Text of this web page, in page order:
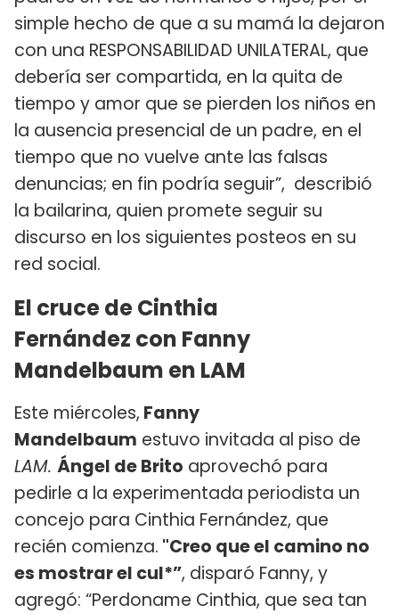
simple hecho de que a su mamá la dejaron
con una RESPONSABILIDAD UNILATERAL, que
debería ser compartida, en la quita de
tiempo y amor que se pierden los niños en
la ausencia presencial de un padre, en el
tiempo que no vuelve ante las falsas
denuncias; en fin podría seguir”, describió
la bailarina, quien promete seguir su
discurso en los siguientes posteos en su
red social.
El cruce de Cinthia
Fernández con Fanny
Mandelbaum en LAM
Este miércoles, Fanny
Mandelbaum estuvo invitada al piso de
LAM. Ángel de Brito aprovechó para
pedirle a la experimentada periodista un
concejo para Cinthia Fernández, que
recién comienza. "Creo que el camino no
es mostrar el cul*”, disparó Fanny, y
agregó: “Perdoname Cinthia, que sea tan